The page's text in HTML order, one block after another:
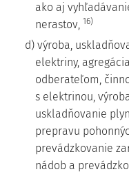
ako aj
nerastov, 16)
d) výroba,
elektriny,
odberateľom,
s elektrinou,
uskladňovanie
prepravu
prevádzkovanie
nádob a